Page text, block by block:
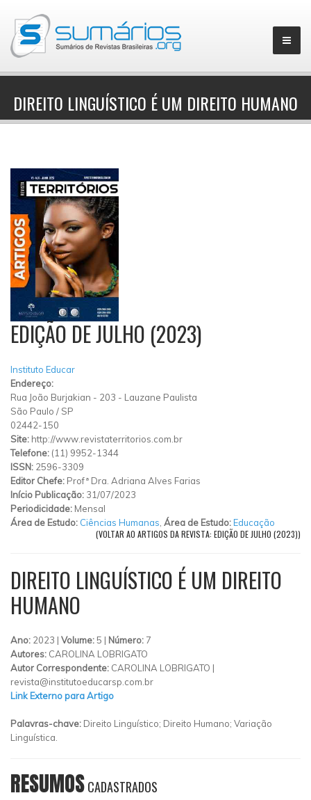
▼
DIREITO LINGUÍSTICO É UM DIREITO HUMANO
EDIÇÃO DE JULHO (2023)
Instituto Educar
Endereço:
Rua João Burjakian - 203 - Lauzane Paulista
São Paulo / SP
02442-150
Site: http://www.revistaterritorios.com.br
Telefone: (11) 9952-1344
ISSN: 2596-3309
Editor Chefe: Profª Dra. Adriana Alves Farias
Início Publicação: 31/07/2023
Periodicidade: Mensal
Área de Estudo: Ciências Humanas Área de Estudo:Educação
(VOLTAR AO ARTIGOS DA REVISTA: EDIÇÃO DE JULHO (2023))
DIREITO LINGUÍSTICO É UM DIREITO
HUMANO
Ano: 2023 | Volume:5 | Número: 7
Autores: CAROLINA LOBRIGATO
Autor Correspondente: CAROLINA LOBRIGATO |
revista@institutoeducarsp.com.br
Link Externo para Artigo
Palavras-chave: Direito Linguístico; Direito Humano; Variação
Linguística.
RESUMOSCADASTRADOS